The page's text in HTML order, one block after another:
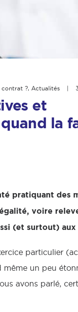
contrat ?, Actualités |
et
la
pratiquant des
voire
(et surtout) aux
particulier
un peu
avons parlé,